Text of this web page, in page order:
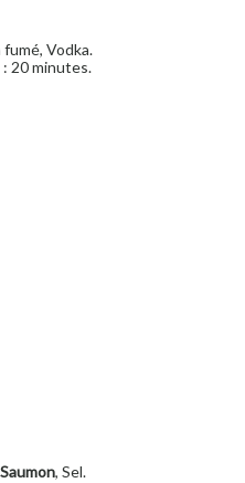
fumé, Vodka.
20 minutes.
Saumon, Sel.